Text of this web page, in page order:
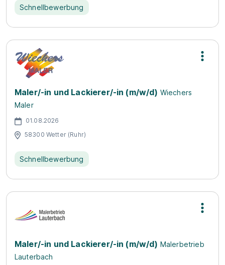
Schnellbewerbung
Maler/-in und Lackierer/-in (m/w/d) Wiechers
Maler
01.08.2026
58300 Wetter (Ruhr)
Schnellbewerbung
Maler/-in und Lackierer/-in (m/w/d) Malerbetrieb
Lauterbach